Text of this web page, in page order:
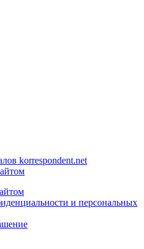
korrespondent.net
и персональных